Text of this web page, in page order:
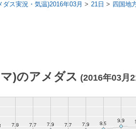
ダス実況・気温)2016年03月 21日 四国地
)のアメダス (2016年03月